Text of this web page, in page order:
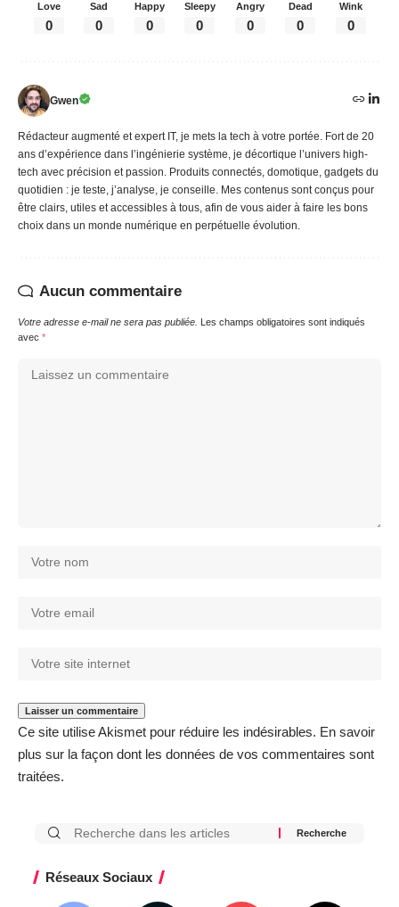
Love
0
Sad
0
Happy
0
Sleepy
0
Angry
0
Dead
0
Wink
0
Gwen
Rédacteur augmenté et expert IT, je mets la tech à votre portée. Fort de 20
ans d’expérience dans l’ingénierie système, je décortique l’univers high-
tech avec précision et passion. Produits connectés, domotique, gadgets du
quotidien : je teste, j’analyse, je conseille. Mes contenus sont conçus pour
être clairs, utiles et accessibles à tous, afin de vous aider à faire les bons
choix dans un monde numérique en perpétuelle évolution.
Aucun commentaire
Votre adresse e-mail ne sera pas publiée. Les champs obligatoires sont indiqués
avec *
Ce site utilise Akismet pour réduire les indésirables. En savoir
plus sur la façon dont les données de vos commentaires sont
traitées.
Réseaux Sociaux